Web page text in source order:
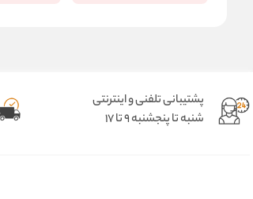
پشتیبانی تلفنی و اینترنتی
شنبه تا پنجشنبه 9 تا 17